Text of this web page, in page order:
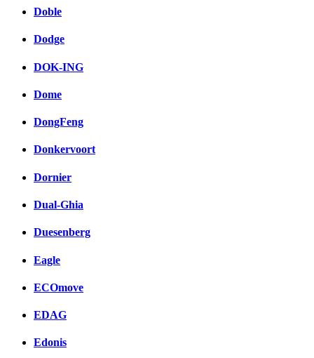
Doble
Dodge
DOK-ING
Dome
DongFeng
Donkervoort
Dornier
Dual-Ghia
Duesenberg
Eagle
ECOmove
EDAG
Edonis